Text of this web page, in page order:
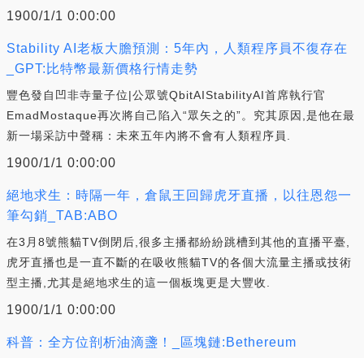
1900/1/1 0:00:00
Stability AI老板大膽預測：5年內，人類程序員不復存在
_GPT:比特幣最新價格行情走勢
豐色發自凹非寺量子位|公眾號QbitAIStabilityAI首席執行官
EmadMostaque再次將自己陷入“眾矢之的”。究其原因,是他在最
新一場采訪中聲稱：未來五年內將不會有人類程序員.
1900/1/1 0:00:00
絕地求生：時隔一年，倉鼠王回歸虎牙直播，以往恩怨一
筆勾銷_TAB:ABO
在3月8號熊貓TV倒閉后,很多主播都紛紛跳槽到其他的直播平臺,
虎牙直播也是一直不斷的在吸收熊貓TV的各個大流量主播或技術
型主播,尤其是絕地求生的這一個板塊更是大豐收.
1900/1/1 0:00:00
科普：全方位剖析油滴盞！_區塊鏈:Bethereum